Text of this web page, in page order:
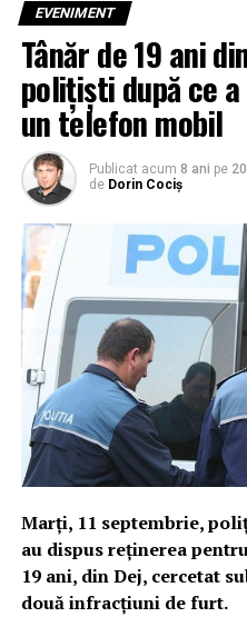
EVENIMENT
Tânăr de 19 ani
polițiști după ce
un telefon mobil
Publicat acum 8 ani pe
de Dorin Cociș
Marți, 11 septembrie,
au dispus reţinerea
19 ani, din Dej, cercetat
două infracţiuni de furt.